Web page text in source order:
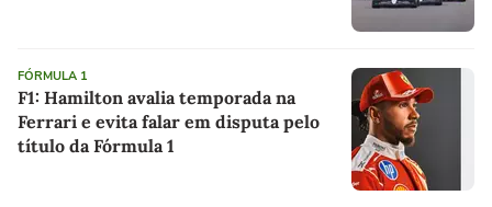
FÓRMULA 1
F1: Hamilton avalia temporada na
Ferrari e evita falar em disputa pelo
título da Fórmula 1